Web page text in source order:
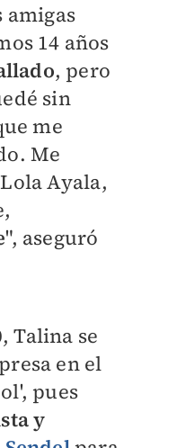
amigas
14 años
, pero
sin
me
Me
Ayala,
", aseguró
Talina se
en el
pues
y